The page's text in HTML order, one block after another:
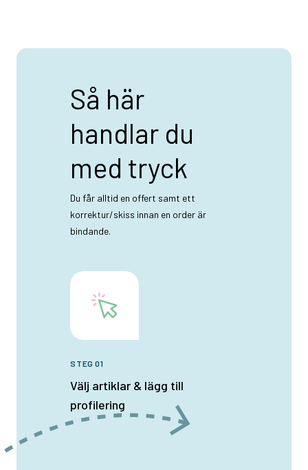
Så här
handlar du
med tryck
Du får alltid en offert samt ett
korrektur/skiss innan en order är
bindande.
STEG 01
Välj artiklar & lägg till
profilering